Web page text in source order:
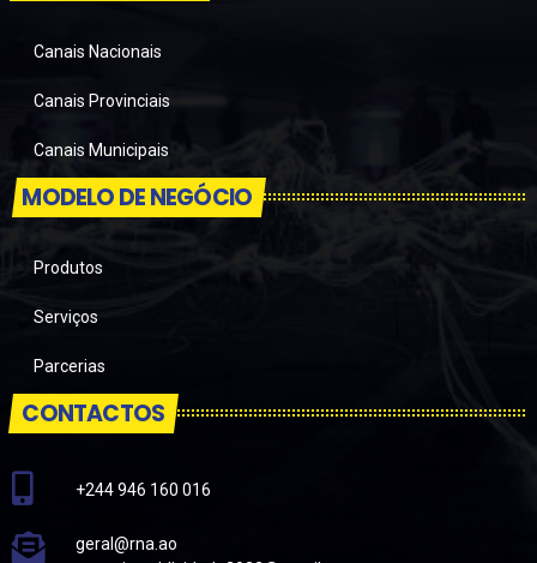
Canais Nacionais
Canais Provinciais
Canais Municipais
MODELO DE NEGÓCIO
Produtos
Serviços
Parcerias
CONTACTOS
+244 946 160 016
geral@rna.ao